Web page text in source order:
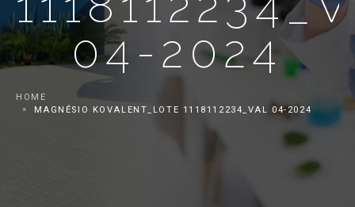
04-2024
HOME
MAGNÉSIO KOVALENT_LOTE 1118112234_VAL 04-2024